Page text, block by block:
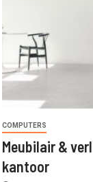
COMPUTERS
Meubilair &
kantoor